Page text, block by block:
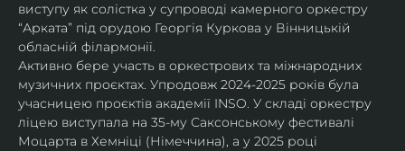
виступу як солістка у супроводі камерного оркестру
“Арката” під орудою Георгія Куркова у Вінницькій
обласній філармонії.
Активно бере участь в оркестрових та міжнародних
музичних проєктах. Упродовж 2024-2025 років була
учасницею проєктів академії INSO. У складі оркестру
ліцею виступала на 35-му Саксонському фестивалі
Моцарта в Хемніці (Німеччина), а у 2025 році